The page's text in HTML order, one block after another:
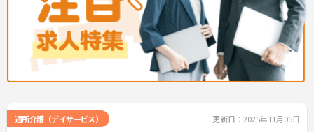
通所介護（デイサービス） 更新日：2025年11月05日